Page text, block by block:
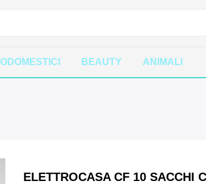
BEAUTY ANIMALI
ELETTROCASA CF 10 SACCHI